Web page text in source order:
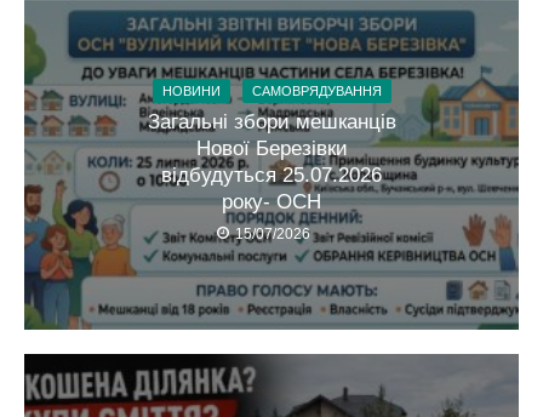
НОВИНИ САМОВРЯДУВАННЯ
Загальні збори мешканців
Нової Березівки
відбудуться 25.07.2026
року- ОСН
15/07/2026